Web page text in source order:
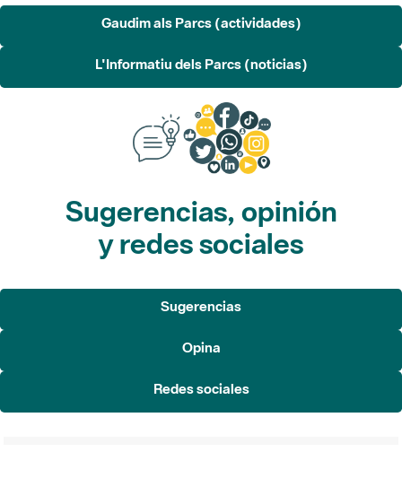
Gaudim als Parcs (actividades)
L'Informatiu dels Parcs (noticias)
Sugerencias, opinión
y redes sociales
Sugerencias
Opina
Redes sociales